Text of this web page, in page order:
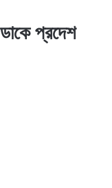
প্রদেশ